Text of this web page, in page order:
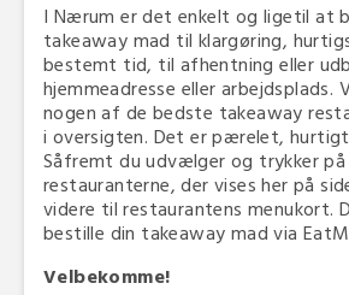
I Nærum er det enkelt og ligetil at
takeaway mad til klargøring,
bestemt tid, til afhentning eller
hjemmeadresse eller arbejdsplads.
nogen af de bedste takeaway
i oversigten. Det er pærelet,
Såfremt du udvælger og trykker
restauranterne, der vises her på
videre til restaurantens menukort.
bestille din takeaway mad via
Velbekomme!